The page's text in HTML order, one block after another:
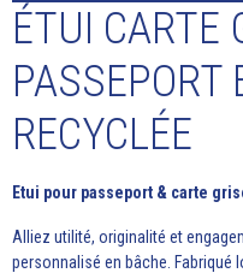
ÉTUI CARTE
PASSEPORT
RECYCLÉE
Etui pour passeport & carte
Alliez utilité, originalité et
personnalisé en bâche. Fabriqué